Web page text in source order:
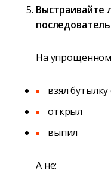
Выстраивайте
На
взял
открыл
выпил
А не: